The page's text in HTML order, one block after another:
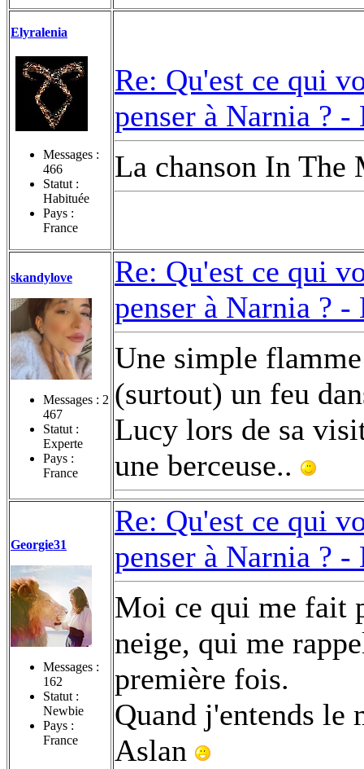
Elyralenia
Messages :
466
Statut :
Habituée
Pays :
France
Re: Qu'est ce qui
penser à Narnia ? -
La chanson In
skandylove
Messages : 2
467
Statut :
Experte
Pays :
France
Re: Qu'est ce qui
penser à Narnia ? -
Une simple
(surtout) un feu
Lucy lors de sa
une berceuse..
Georgie31
Messages :
162
Statut :
Newbie
Pays :
France
Re: Qu'est ce qui
penser à Narnia ? -
Moi ce qui me fait
neige, qui me
première fois.
Quand j'entends le
Aslan